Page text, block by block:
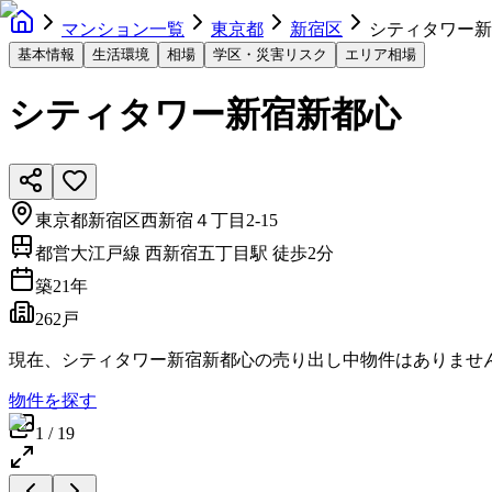
マンション一覧 東京都 新宿区 シティタワー
基本情報 生活環境 相場 学区・災害リスク エリア相場
シティタワー新宿新都心
東京都新宿区西新宿４丁目2-15
都営大江戸線 西新宿五丁目駅 徒歩2分
築21年
262戸
現在、 シティタワー新宿新都心の売り出し中物件はありませ
物件を探す
1 / 19